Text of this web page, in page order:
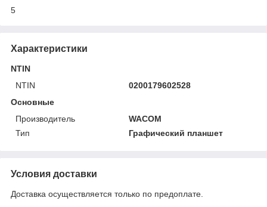
5
Характеристики
NTIN
NTIN
0200179602528
Основные
Производитель
WACOM
Тип
Графический планшет
Условия доставки
Доставка осуществляется только по предоплате.